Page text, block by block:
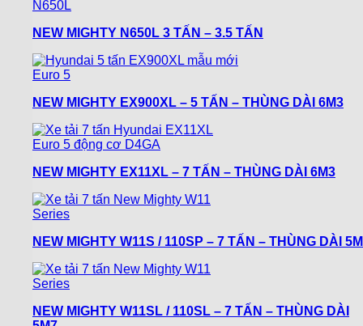
NEW MIGHTY N650L 3 TẤN – 3.5 TẤN
NEW MIGHTY EX900XL – 5 TẤN – THÙNG DÀI 6M3
NEW MIGHTY EX11XL – 7 TẤN – THÙNG DÀI 6M3
NEW MIGHTY W11S / 110SP – 7 TẤN – THÙNG DÀI 5M
NEW MIGHTY W11SL / 110SL – 7 TẤN – THÙNG DÀI